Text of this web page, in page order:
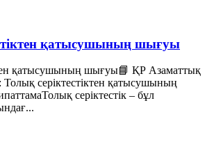
қатысушының шығуы
қатысушының шығуы📘 ҚР Азаматтық
Толық серіктестіктен қатысушының
серіктестік – бұл